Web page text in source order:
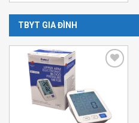
TBYT GIA ĐÌNH
Add to
Wishlist